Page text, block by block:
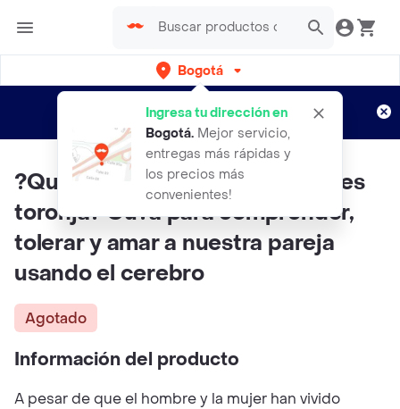
Bogotá
Ingresa tu dirección en
Bogotá. Mejor servicio,
entregas más rápidas y
los precios más
convenientes!
envíos gratis por semanas
Aplican TyC
?Qu? hago si mi media naranja es
toronja? Gu?a para comprender,
tolerar y amar a nuestra pareja
usando el cerebro
Agotado
Información del producto
A pesar de que el hombre y la mujer han vivido